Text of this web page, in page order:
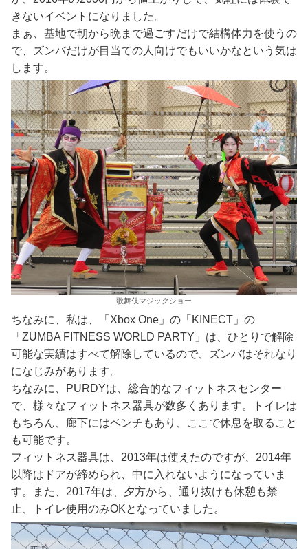
きないイベントになりました。
まぁ、基地で朝から晩まで過ごすだけで結構体力を使うの
で、ズンバだけが目当ての人向けでもいいかなという気は
します。
歌舞伎マジックショー
ちなみに、私は、「Xbox One」の「KINECT」の
「ZUMBA FITNESS WORLD PARTY」は、ひとりで解除
可能な実績はすべて解除しているので、ズンバはそれなり
になじみがあります。
ちなみに、PURDYは、総合的なフィットネスセンター
で、様々なフィットネス器具が数多くあります。トイレは
もちろん、廊下にはベンチもあり、ここで休息を取ること
も可能です。
フィットネス器具は、2013年は使えたのですが、2014年
以降はドアが締められ、中に入れないようになっていま
す。また、2017年は、夕方から、通り抜けも休憩も禁
止、トイレ使用のみOKとなっていました。